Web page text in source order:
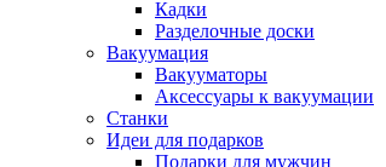
Кадки
Разделочные доски
Вакуумация
Вакууматоры
Аксессуары к вакуумации
Станки
Идеи для подарков
Подарки для мужчин